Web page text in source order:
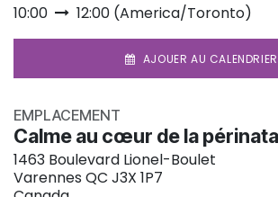
10:00 12:00 (America/Toronto)
AJOUER AU CALENDRIER
EMPLACEMENT
Calme au cœur de la
1463 Boulevard Lionel-Boulet
Varennes QC J3X 1P7